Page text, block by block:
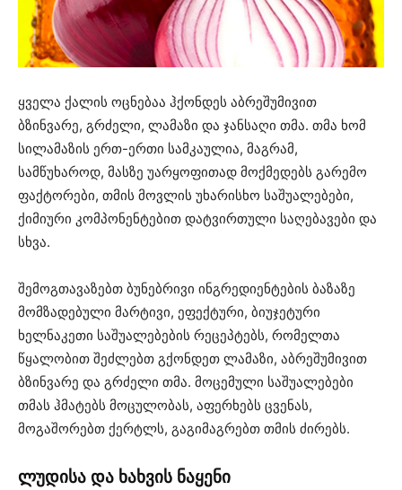
ყველა ქალის ოცნებაა ჰქონდეს აბრეშუმივით
ბზინვარე, გრძელი, ლამაზი და ჯანსაღი თმა. თმა ხომ
სილამაზის ერთ-ერთი სამკაულია, მაგრამ,
სამწუხაროდ, მასზე უარყოფითად მოქმედებს გარემო
ფაქტორები, თმის მოვლის უხარისხო საშუალებები,
ქიმიური კომპონენტებით დატვირთული საღებავები და
სხვა.
შემოგთავაზებთ ბუნებრივი ინგრედიენტების ბაზაზე
მომზადებული მარტივი, ეფექტური, ბიუჯეტური
ხელნაკეთი საშუალებების რეცეპტებს, რომელთა
წყალობით შეძლებთ გქონდეთ ლამაზი, აბრეშუმივით
ბზინვარე და გრძელი თმა. მოცემული საშუალებები
თმას ჰმატებს მოცულობას, აფერხებს ცვენას,
მოგაშორებთ ქერტლს, გაგიმაგრებთ თმის ძირებს.
ლუდისა და ხახვის ნაყენი